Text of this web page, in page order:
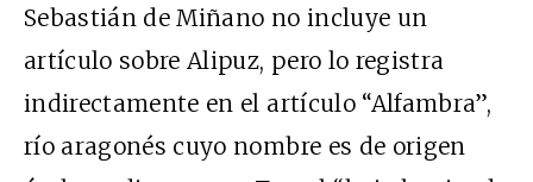
Sebastián de Miñano no incluye un
artículo sobre Alipuz, pero lo registra
indirectamente en el artículo “Alfambra”,
río aragonés cuyo nombre es de origen